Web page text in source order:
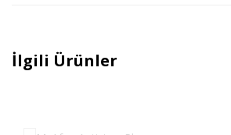
İlgili Ürünler